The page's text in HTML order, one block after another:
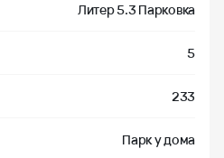
Литер 5.3 Парковка
5
233
Парк у дома